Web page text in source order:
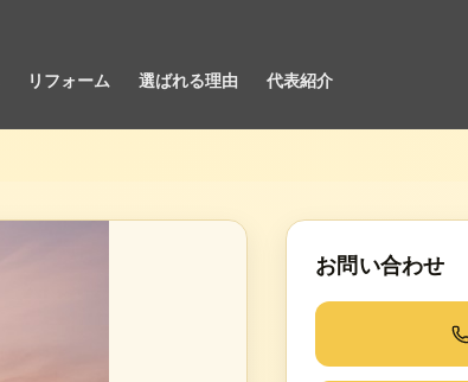
リフォーム 選ばれる理由 代表紹介
お問い合わせ